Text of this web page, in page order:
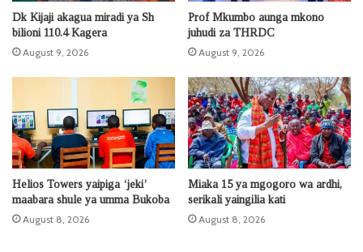
Dk Kijaji akagua miradi ya Sh
bilioni 110.4 Kagera
August 9, 2026
Prof Mkumbo aunga mkono
juhudi za THRDC
August 9, 2026
Helios Towers yaipiga ‘jeki’
maabara shule ya umma Bukoba
August 8, 2026
Miaka 15 ya mgogoro wa ardhi,
serikali yaingilia kati
August 8, 2026